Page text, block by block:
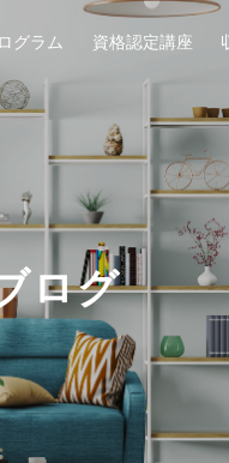
グラム 資格認定講座
ログ